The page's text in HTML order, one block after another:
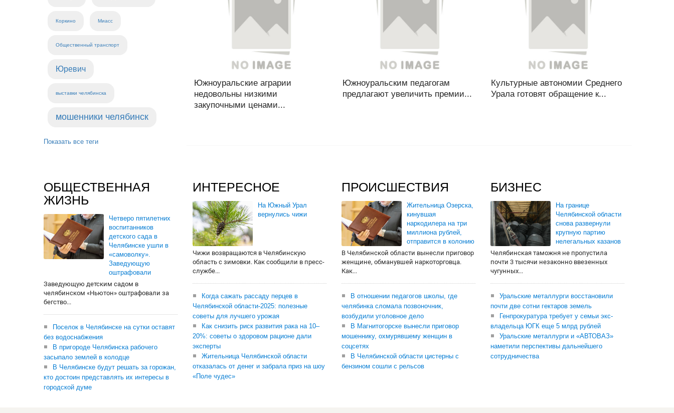
Коркино Миасс
Общественный транспорт
Юревич
выставки челябинска
мошенники челябинск
Показать все теги
Южноуральские аграрии
недовольны низкими
закупочными ценами...
Южноуральским педагогам
предлагают увеличить премии...
Культурные автономии Среднего
Урала готовят обращение к...
ОБЩЕСТВЕННАЯ
ЖИЗНЬ
Четверо пятилетних
воспитанников
детского сада в
Челябинске ушли в
«самоволку».
Заведующую
оштрафовали
Заведующую детским садом в
челябинском «Ньютон» оштрафовали за
бегство...
Поселок в Челябинске на сутки оставят
без водоснабжения
В пригороде Челябинска рабочего
засыпало землей в колодце
В Челябинске будут решать за горожан,
кто достоин представлять их интересы в
городской думе
ИНТЕРЕСНОЕ
На Южный Урал
вернулись чижи
Чижи возвращаются в Челябинскую
область с зимовки. Как сообщили в пресс-
службе...
Когда сажать рассаду перцев в
Челябинской области-2025: полезные
советы для лучшего урожая
Как снизить риск развития рака на 10–
20%: советы о здоровом рационе дали
эксперты
Жительница Челябинской области
отказалась от денег и забрала приз на шоу
«Поле чудес»
ПРОИСШЕСТВИЯ
Жительница Озерска,
кинувшая
наркодилера на три
миллиона рублей,
отправится в колонию
В Челябинской области вынесли приговор
женщине, обманувшей наркоторговца.
Как...
В отношении педагогов школы, где
челябинка сломала позвоночник,
возбудили уголовное дело
В Магнитогорске вынесли приговор
мошеннику, охмурявшему женщин в
соцсетях
В Челябинской области цистерны с
бензином сошли с рельсов
БИЗНЕС
На границе
Челябинской области
снова развернули
крупную партию
нелегальных казанов
Челябинская таможня не пропустила
почти 3 тысячи незаконно ввезенных
чугунных...
Уральские металлурги восстановили
почти две сотни гектаров земель
Генпрокуратура требует у семьи экс-
владельца ЮГК еще 5 млрд рублей
Уральские металлурги и «АВТОВАЗ»
наметили перспективы дальнейшего
сотрудничества